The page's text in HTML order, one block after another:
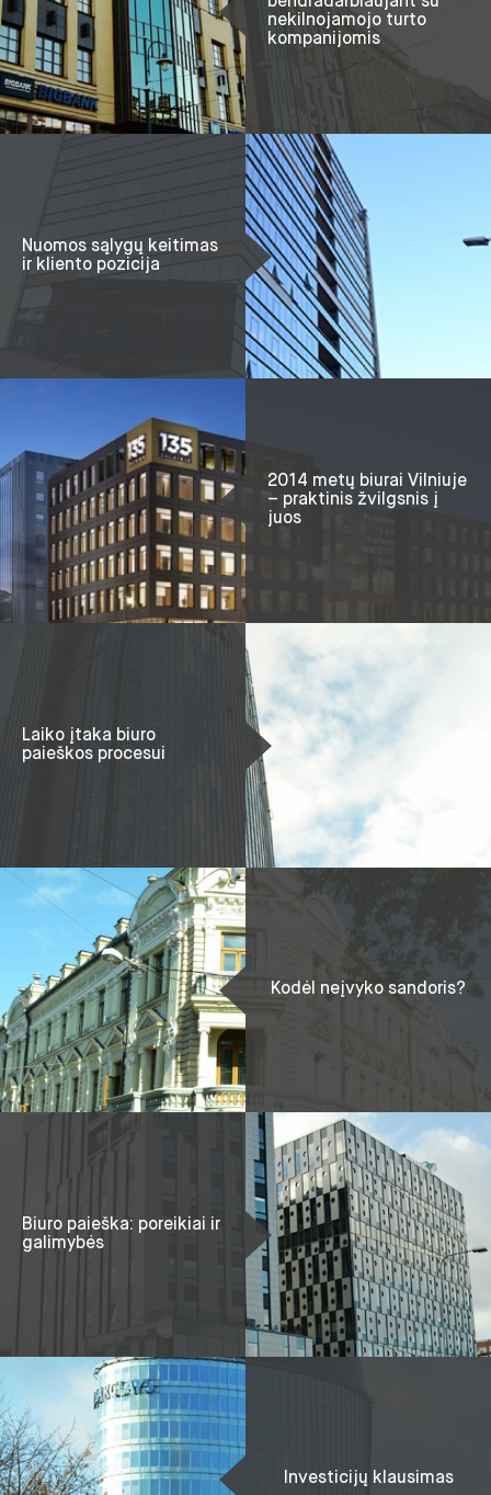
nekilnojamojo turto
kompanijomis
Nuomos sąlygų keitimas
ir kliento pozicija
2014 metų biurai Vilniuje
– praktinis žvilgsnis į
juos
Laiko įtaka biuro
paieškos procesui
Kodėl neįvyko sandoris?
Biuro paieška: poreikiai ir
galimybės
Investicijų klausimas